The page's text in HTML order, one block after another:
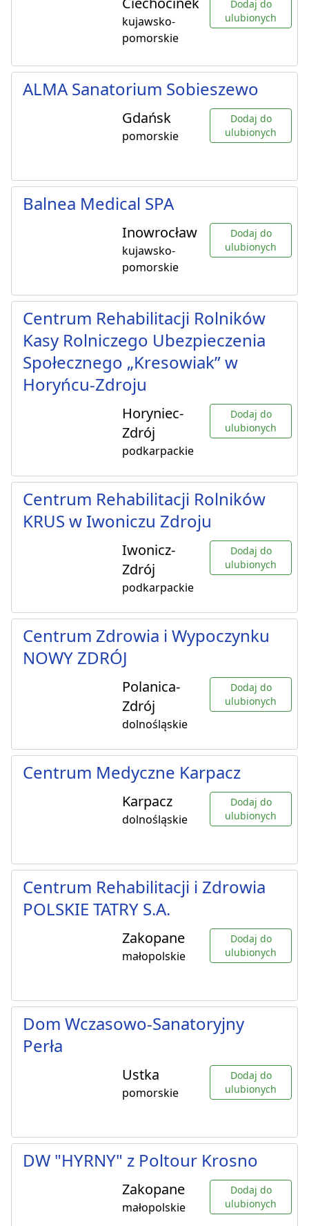
kujawsko-
pomorskie
Dodaj do
ulubionych
ALMA Sanatorium Sobieszewo
Gdańsk
pomorskie
Dodaj do
ulubionych
Balnea Medical SPA
Inowrocław
kujawsko-
pomorskie
Dodaj do
ulubionych
Centrum Rehabilitacji Rolników
Kasy Rolniczego Ubezpieczenia
Społecznego „Kresowiak” w
Horyńcu-Zdroju
Horyniec-
Zdrój
podkarpackie
Dodaj do
ulubionych
Centrum Rehabilitacji Rolników
KRUS w Iwoniczu Zdroju
Iwonicz-
Zdrój
podkarpackie
Dodaj do
ulubionych
Centrum Zdrowia i Wypoczynku
NOWY ZDRÓJ
Polanica-
Zdrój
dolnośląskie
Dodaj do
ulubionych
Centrum Medyczne Karpacz
Karpacz
dolnośląskie
Dodaj do
ulubionych
Centrum Rehabilitacji i Zdrowia
POLSKIE TATRY S.A.
Zakopane
małopolskie
Dodaj do
ulubionych
Dom Wczasowo-Sanatoryjny
Perła
Ustka
pomorskie
Dodaj do
ulubionych
DW "HYRNY" z Poltour Krosno
Zakopane
małopolskie
Dodaj do
ulubionych